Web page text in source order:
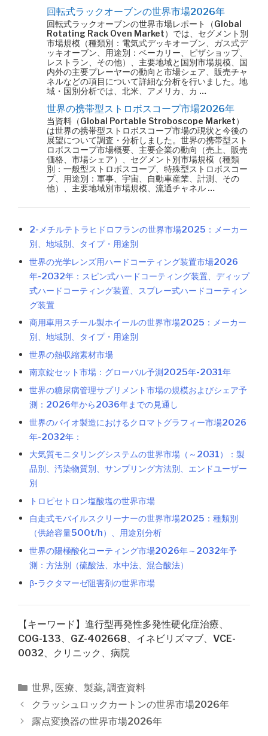
回転式ラックオーブンの世界市場2026年
回転式ラックオーブンの世界市場レポート（Global
Rotating Rack Oven Market）では、セグメント別
市場規模（種類別：電気式デッキオーブン、ガス式デ
ッキオーブン、用途別：ベーカリー、ピザショップ、
レストラン、その他）、主要地域と国別市場規模、国
内外の主要プレーヤーの動向と市場シェア、販売チャ
ネルなどの項目について詳細な分析を行いました。地
域・国別分析では、北米、アメリカ、カ …
世界の携帯型ストロボスコープ市場2026年
当資料（Global Portable Stroboscope Market）
は世界の携帯型ストロボスコープ市場の現状と今後の
展望について調査・分析しました。世界の携帯型スト
ロボスコープ市場概要、主要企業の動向（売上、販売
価格、市場シェア）、セグメント別市場規模（種類
別：一般型ストロボスコープ、特殊型ストロボスコー
プ、用途別：軍事、宇宙、自動車産業、計測、その
他）、主要地域別市場規模、流通チャネル …
2-メチルテトラヒドロフランの世界市場2025：メーカー
別、地域別、タイプ・用途別
世界の光学レンズ用ハードコーティング装置市場2026
年-2032年：スピン式ハードコーティング装置、ディップ
式ハードコーティング装置、スプレー式ハードコーティン
グ装置
商用車用スチール製ホイールの世界市場2025：メーカー
別、地域別、タイプ・用途別
世界の熱収縮素材市場
南京錠セット市場：グローバル予測2025年-2031年
世界の糖尿病管理サプリメント市場の規模およびシェア予
測：2026年から2036年までの見通し
世界のバイオ製造におけるクロマトグラフィー市場2026
年-2032年：
大気質モニタリングシステムの世界市場（～2031）：製
品別、汚染物質別、サンプリング方法別、エンドユーザー
別
トロピセトロン塩酸塩の世界市場
自走式モバイルスクリーナーの世界市場2025：種類別
（供給容量500t/h）、用途別分析
世界の陽極酸化コーティング市場2026年～2032年予
測：方法別（硫酸法、水中法、混合酸法）
β-ラクタマーゼ阻害剤の世界市場
【キーワード】進行型再発性多発性硬化症治療、
COG-133、GZ-402668、イネビリズマブ、VCE-
0032、クリニック、病院
カ
テ
ゴ
リ
世界, 医療、製薬, 調査資料
投
稿
クラッシュロックカートンの世界市場2026年
露点変換器の世界市場2026年